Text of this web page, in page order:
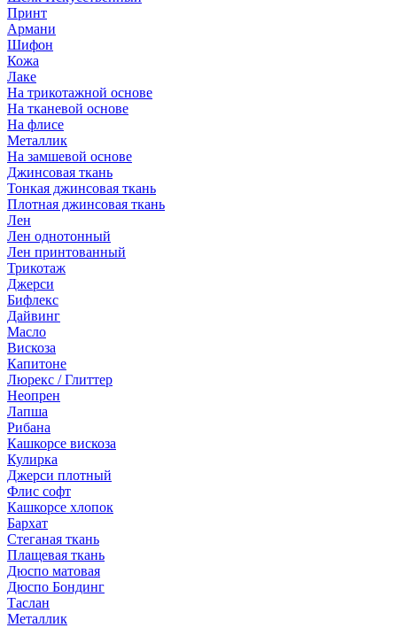
Принт
Армани
Шифон
Кожа
Лаке
На трикотажной основе
На тканевой основе
На флисе
Металлик
На замшевой основе
Джинсовая ткань
Тонкая джинсовая ткань
Плотная джинсовая ткань
Лен
Лен однотонный
Лен принтованный
Трикотаж
Джерси
Бифлекс
Дайвинг
Масло
Вискоза
Капитоне
Люрекс / Глиттер
Неопрен
Лапша
Рибана
Кашкорсе вискоза
Кулирка
Джерси плотный
Флис софт
Кашкорсе хлопок
Бархат
Стеганая ткань
Плащевая ткань
Дюспо матовая
Дюспо Бондинг
Таслан
Металлик